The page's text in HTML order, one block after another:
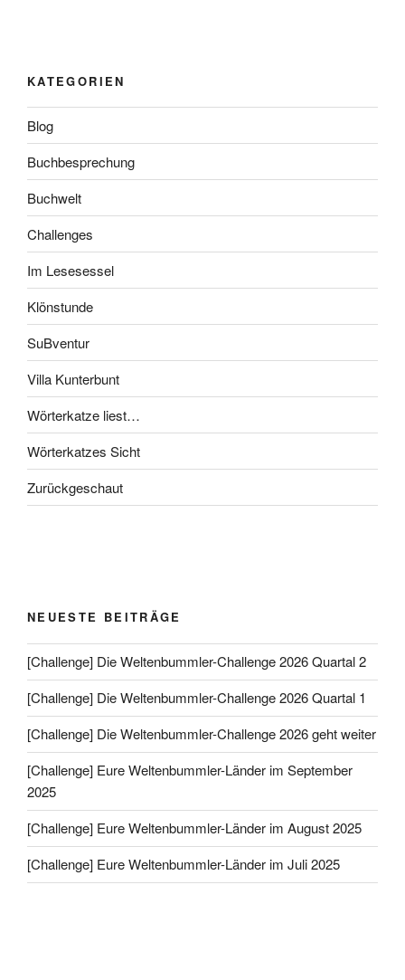
KATEGORIEN
Blog
Buchbesprechung
Buchwelt
Challenges
Im Lesesessel
Klönstunde
SuBventur
Villa Kunterbunt
Wörterkatze liest…
Wörterkatzes Sicht
Zurückgeschaut
NEUESTE BEITRÄGE
[Challenge] Die Weltenbummler-Challenge 2026 Quartal 2
[Challenge] Die Weltenbummler-Challenge 2026 Quartal 1
[Challenge] Die Weltenbummler-Challenge 2026 geht weiter
[Challenge] Eure Weltenbummler-Länder im September
2025
[Challenge] Eure Weltenbummler-Länder im August 2025
[Challenge] Eure Weltenbummler-Länder im Juli 2025